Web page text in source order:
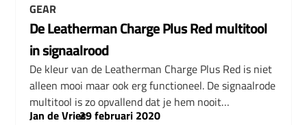
GEAR
De Leatherman Charge Plus Red multitool
in signaalrood
De kleur van de Leatherman Charge Plus Red is niet
alleen mooi maar ook erg functioneel. De signaalrode
multitool is zo opvallend dat je hem nooit…
Jan de Vries
–
29 februari 2020